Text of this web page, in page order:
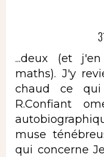
...deux (et
maths). J'y
chaud ce
R.Confiant
muse
qui concerne